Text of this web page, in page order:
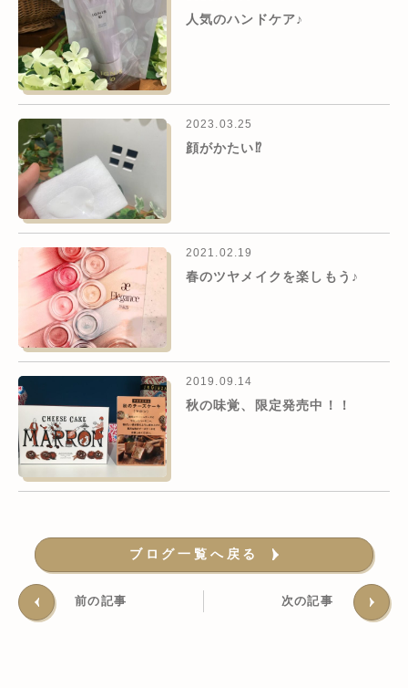
人気のハンドケア♪
2023.03.25
顔がかたい⁉️
2021.02.19
春のツヤメイクを楽しもう♪
2019.09.14
秋の味覚、限定発売中！！
ブログ一覧へ戻る
前の記事 次の記事